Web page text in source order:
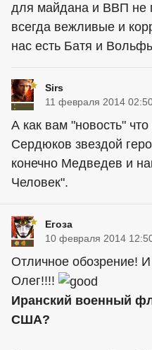
для майдана и ВВП не
всегда вежливые и
нас есть Батя и
Sirs
11 февраля 2014
А как вам "новость"
Сердюков звездой
конечно Медведев и
Человек".
Егоза
10 февраля 2014
Отличное обозрение! И
Олег!!!!
Иранский военный
США?